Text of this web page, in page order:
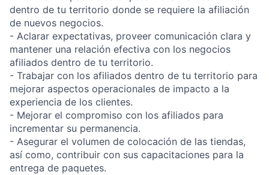
dentro de tu territorio donde se requiere la afiliación
de nuevos negocios.
- Aclarar expectativas, proveer comunicación clara y
mantener una relación efectiva con los negocios
afiliados dentro de tu territorio.
- Trabajar con los afiliados dentro de tu territorio para
mejorar aspectos operacionales de impacto a la
experiencia de los clientes.
- Mejorar el compromiso con los afiliados para
incrementar su permanencia.
- Asegurar el volumen de colocación de las tiendas,
así como, contribuir con sus capacitaciones para la
entrega de paquetes.